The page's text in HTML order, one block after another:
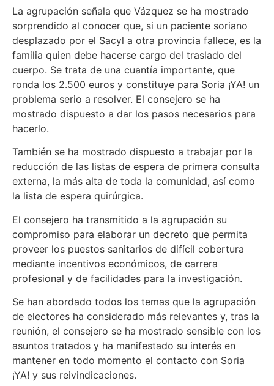
La agrupación señala que Vázquez se ha mostrado
sorprendido al conocer que, si un paciente soriano
desplazado por el Sacyl a otra provincia fallece, es la
familia quien debe hacerse cargo del traslado del
cuerpo. Se trata de una cuantía importante, que
ronda los 2.500 euros y constituye para Soria ¡YA! un
problema serio a resolver. El consejero se ha
mostrado dispuesto a dar los pasos necesarios para
hacerlo.
También se ha mostrado dispuesto a trabajar por la
reducción de las listas de espera de primera consulta
externa, la más alta de toda la comunidad, así como
la lista de espera quirúrgica.
El consejero ha transmitido a la agrupación su
compromiso para elaborar un decreto que permita
proveer los puestos sanitarios de difícil cobertura
mediante incentivos económicos, de carrera
profesional y de facilidades para la investigación.
Se han abordado todos los temas que la agrupación
de electores ha considerado más relevantes y, tras la
reunión, el consejero se ha mostrado sensible con los
asuntos tratados y ha manifestado su interés en
mantener en todo momento el contacto con Soria
¡YA! y sus reivindicaciones.